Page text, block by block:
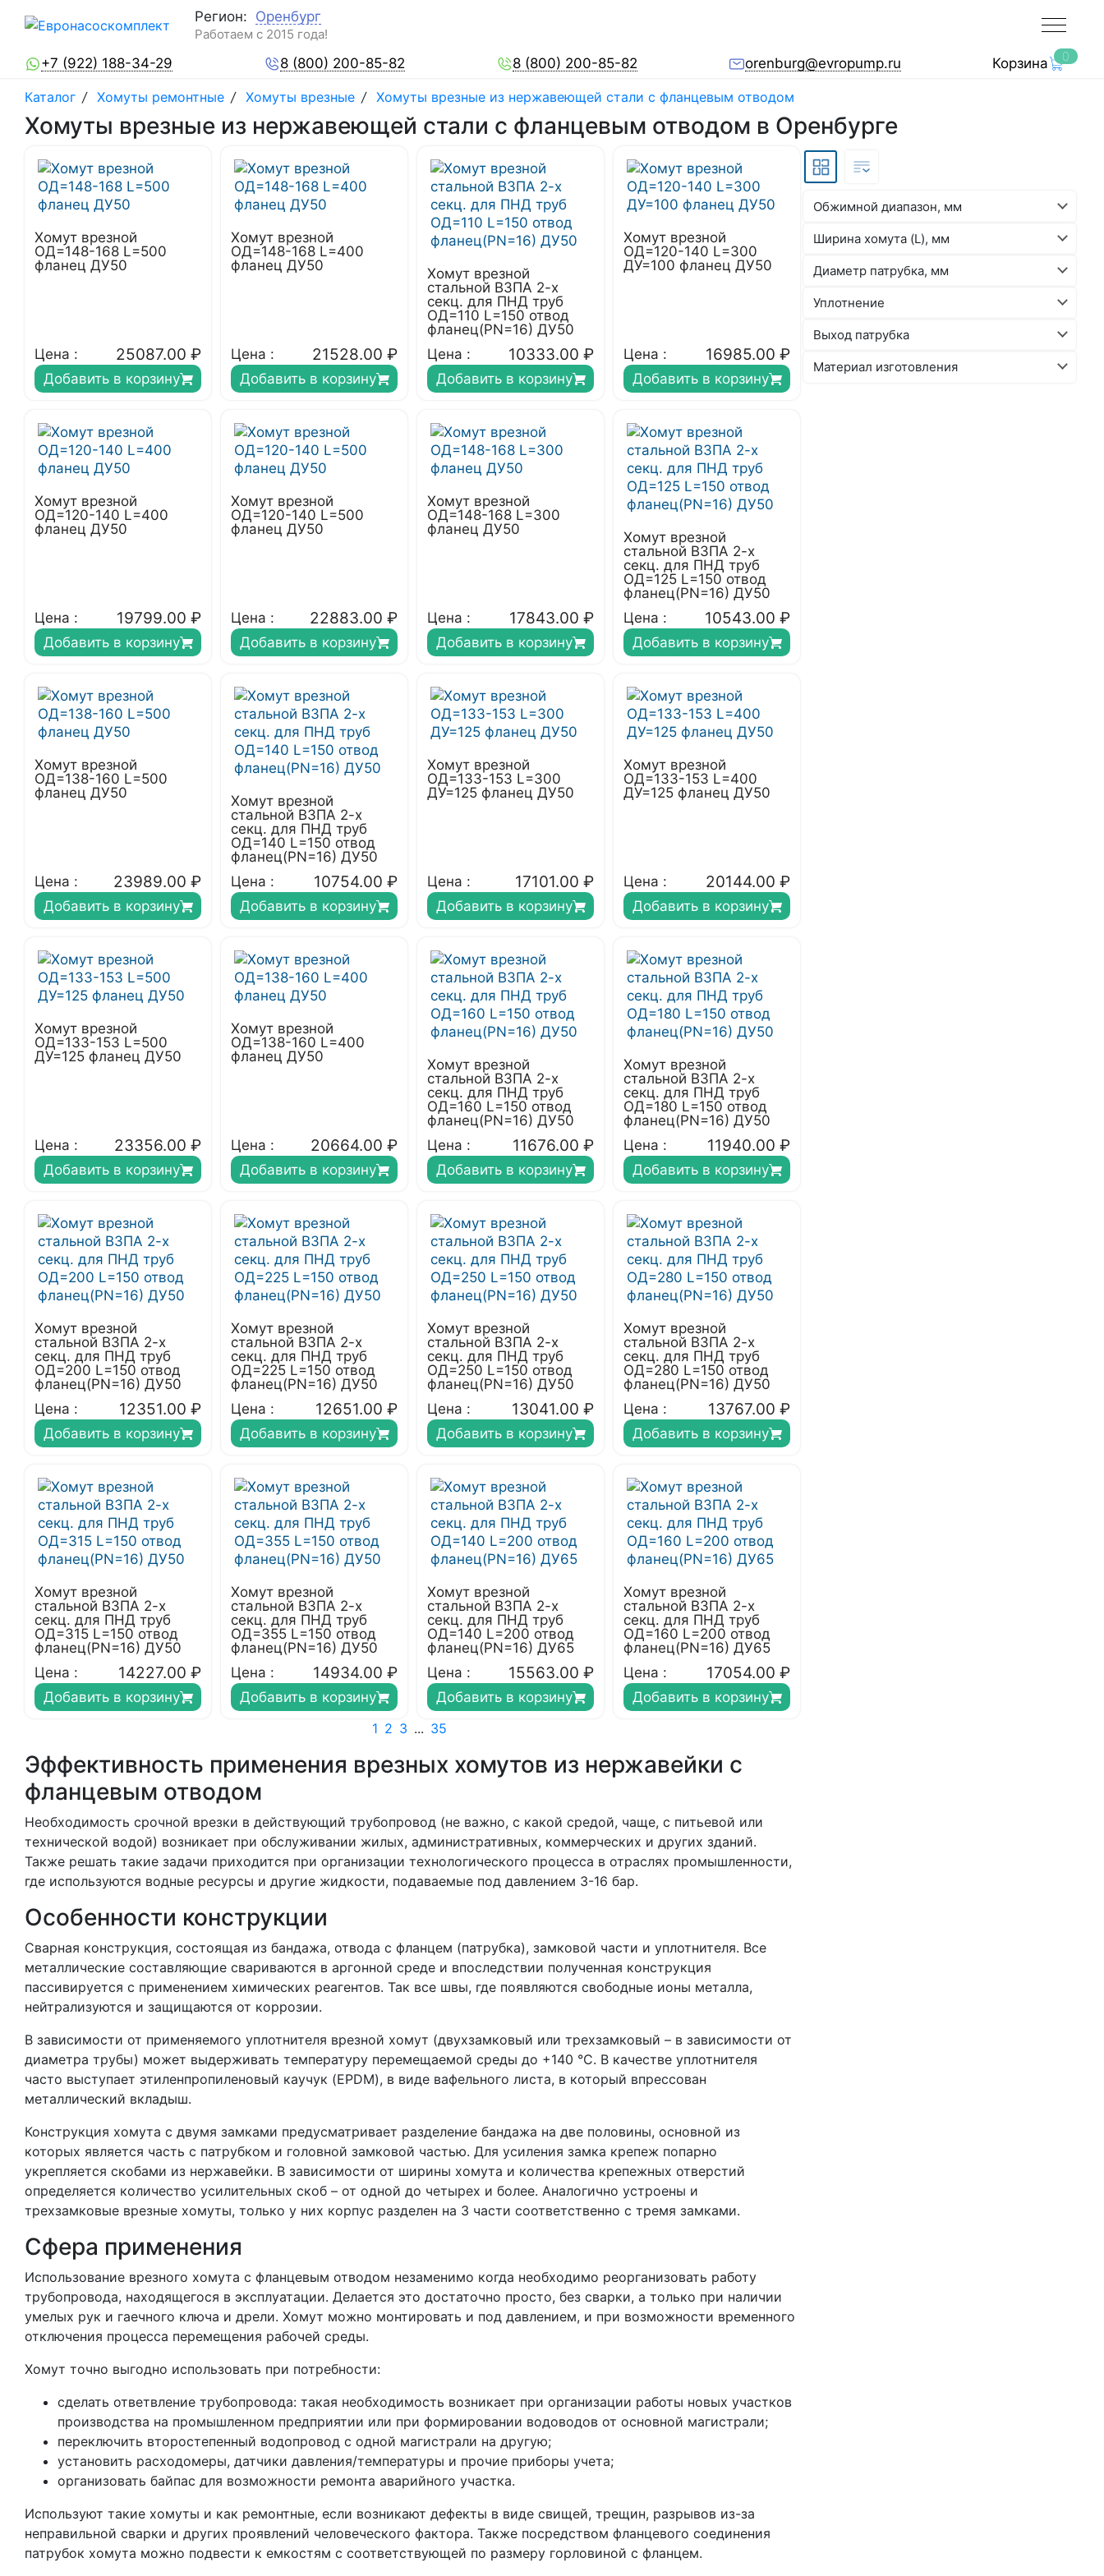
Регион: Оренбург
Работаем с 2015 года!
+7 (922) 188-34-29 8 (800) 200-85-82 8 (800) 200-85-82 orenburg@evropump.ru Корзина 0
Каталог / Хомуты ремонтные / Хомуты врезные / Хомуты врезные из нержавеющей стали с фланцевым отводом
Хомуты врезные из нержавеющей стали с фланцевым отводом в Оренбурге
Хомут врезной
ОД=148-168 L=500
фланец ДУ50
Цена : 25087.00 ₽
Добавить в корзину
Хомут врезной
ОД=148-168 L=400
фланец ДУ50
Цена : 21528.00 ₽
Добавить в корзину
Хомут врезной
стальной ВЗПА 2-х
секц. для ПНД труб
ОД=110 L=150 отвод
фланец(PN=16) ДУ50
Цена :
10333.00 ₽
Добавить в корзину
Хомут врезной
ОД=120-140 L=300
ДУ=100 фланец ДУ50
Цена : 16985.00 ₽
Добавить в корзину
Хомут врезной
ОД=120-140 L=400
фланец ДУ50
Цена : 19799.00 ₽
Добавить в корзину
Хомут врезной
ОД=120-140 L=500
фланец ДУ50
Цена : 22883.00 ₽
Добавить в корзину
Хомут врезной
ОД=148-168 L=300
фланец ДУ50
Цена : 17843.00 ₽
Добавить в корзину
Хомут врезной
стальной ВЗПА 2-х
секц. для ПНД труб
ОД=125 L=150 отвод
фланец(PN=16) ДУ50
Цена :
10543.00 ₽
Добавить в корзину
Хомут врезной
ОД=138-160 L=500
фланец ДУ50
Цена : 23989.00 ₽
Добавить в корзину
Хомут врезной
стальной ВЗПА 2-х
секц. для ПНД труб
ОД=140 L=150 отвод
фланец(PN=16) ДУ50
Цена :
10754.00 ₽
Добавить в корзину
Хомут врезной
ОД=133-153 L=300
ДУ=125 фланец ДУ50
Цена : 17101.00 ₽
Добавить в корзину
Хомут врезной
ОД=133-153 L=400
ДУ=125 фланец ДУ50
Цена : 20144.00 ₽
Добавить в корзину
Хомут врезной
ОД=133-153 L=500
ДУ=125 фланец ДУ50
Цена : 23356.00 ₽
Добавить в корзину
Хомут врезной
ОД=138-160 L=400
фланец ДУ50
Цена : 20664.00 ₽
Добавить в корзину
Хомут врезной
стальной ВЗПА 2-х
секц. для ПНД труб
ОД=160 L=150 отвод
фланец(PN=16) ДУ50
Цена :
11676.00 ₽
Добавить в корзину
Хомут врезной
стальной ВЗПА 2-х
секц. для ПНД труб
ОД=180 L=150 отвод
фланец(PN=16) ДУ50
Цена :
11940.00 ₽
Добавить в корзину
Хомут врезной
стальной ВЗПА 2-х
секц. для ПНД труб
ОД=200 L=150 отвод
фланец(PN=16) ДУ50
Цена :
12351.00 ₽
Добавить в корзину
Хомут врезной
стальной ВЗПА 2-х
секц. для ПНД труб
ОД=225 L=150 отвод
фланец(PN=16) ДУ50
Цена :
12651.00 ₽
Добавить в корзину
Хомут врезной
стальной ВЗПА 2-х
секц. для ПНД труб
ОД=250 L=150 отвод
фланец(PN=16) ДУ50
Цена :
13041.00 ₽
Добавить в корзину
Хомут врезной
стальной ВЗПА 2-х
секц. для ПНД труб
ОД=280 L=150 отвод
фланец(PN=16) ДУ50
Цена :
13767.00 ₽
Добавить в корзину
Хомут врезной
стальной ВЗПА 2-х
секц. для ПНД труб
ОД=315 L=150 отвод
фланец(PN=16) ДУ50
Цена :
14227.00 ₽
Добавить в корзину
Хомут врезной
стальной ВЗПА 2-х
секц. для ПНД труб
ОД=355 L=150 отвод
фланец(PN=16) ДУ50
Цена :
14934.00 ₽
Добавить в корзину
Хомут врезной
стальной ВЗПА 2-х
секц. для ПНД труб
ОД=140 L=200 отвод
фланец(PN=16) ДУ65
Цена :
15563.00 ₽
Добавить в корзину
Хомут врезной
стальной ВЗПА 2-х
секц. для ПНД труб
ОД=160 L=200 отвод
фланец(PN=16) ДУ65
Цена :
17054.00 ₽
Добавить в корзину
1 2 3 ... 35
Эффективность применения врезных хомутов из нержавейки с
фланцевым отводом
Необходимость срочной врезки в действующий трубопровод (не важно, с какой средой, чаще, с питьевой или
технической водой) возникает при обслуживании жилых, административных, коммерческих и других зданий.
Также решать такие задачи приходится при организации технологического процесса в отраслях промышленности,
где используются водные ресурсы и другие жидкости, подаваемые под давлением 3-16 бар.
Особенности конструкции
Сварная конструкция, состоящая из бандажа, отвода с фланцем (патрубка), замковой части и уплотнителя. Все
металлические составляющие свариваются в аргонной среде и впоследствии полученная конструкция
пассивируется с применением химических реагентов. Так все швы, где появляются свободные ионы металла,
нейтрализуются и защищаются от коррозии.
В зависимости от применяемого уплотнителя врезной хомут (двухзамковый или трехзамковый – в зависимости от
диаметра трубы) может выдерживать температуру перемещаемой среды до +140 °C. В качестве уплотнителя
часто выступает этиленпропиленовый каучук (EPDM), в виде вафельного листа, в который впрессован
металлический вкладыш.
Конструкция хомута с двумя замками предусматривает разделение бандажа на две половины, основной из
которых является часть с патрубком и головной замковой частью. Для усиления замка крепеж попарно
укрепляется скобами из нержавейки. В зависимости от ширины хомута и количества крепежных отверстий
определяется количество усилительных скоб – от одной до четырех и более. Аналогично устроены и
трехзамковые врезные хомуты, только у них корпус разделен на 3 части соответственно с тремя замками.
Сфера применения
Использование врезного хомута с фланцевым отводом незаменимо когда необходимо реорганизовать работу
трубопровода, находящегося в эксплуатации. Делается это достаточно просто, без сварки, а только при наличии
умелых рук и гаечного ключа и дрели. Хомут можно монтировать и под давлением, и при возможности временного
отключения процесса перемещения рабочей среды.
Хомут точно выгодно использовать при потребности:
сделать ответвление трубопровода: такая необходимость возникает при организации работы новых участков
производства на промышленном предприятии или при формировании водоводов от основной магистрали;
переключить второстепенный водопровод с одной магистрали на другую;
установить расходомеры, датчики давления/температуры и прочие приборы учета;
организовать байпас для возможности ремонта аварийного участка.
Используют такие хомуты и как ремонтные, если возникают дефекты в виде свищей, трещин, разрывов из-за
неправильной сварки и других проявлений человеческого фактора. Также посредством фланцевого соединения
патрубок хомута можно подвести к емкостям с соответствующей по размеру горловиной с фланцем.
Обжимной диапазон, мм
Ширина хомута (L), мм
Диаметр патрубка, мм
Уплотнение
Выход патрубка
Материал изготовления